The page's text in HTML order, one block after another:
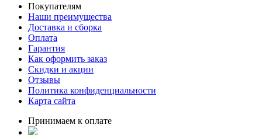
Покупателям
Наши преимущества
Доставка и сборка
Оплата
Гарантия
Как оформить заказ
Скидки и акции
Отзывы
Политика конфиденциальности
Карта сайта
Принимаем к оплате